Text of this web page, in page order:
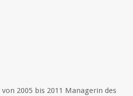
von 2005 bis 2011 Managerin des